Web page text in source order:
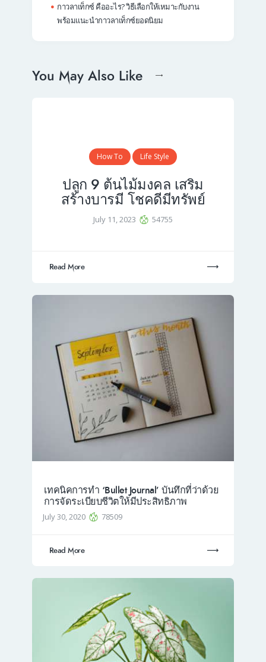
กาวลาเท็กซ์ คืออะไร? วิธีเลือกให้เหมาะกับงาน
พร้อมแนะนำกาวลาเท็กซ์ยอดนิยม
You May Also Like
How To Life Style
ปลูก 9 ต้นไม้มงคล เสริม
สร้างบารมี โชคดีมีทรัพย์
July 11, 2023 54755
Read More
เทคนิคการทำ ‘Bullet Journal’ บันทึกที่ว่าด้วย
การจัดระเบียบชีวิตให้มีประสิทธิภาพ
July 30, 2020 78509
Read More